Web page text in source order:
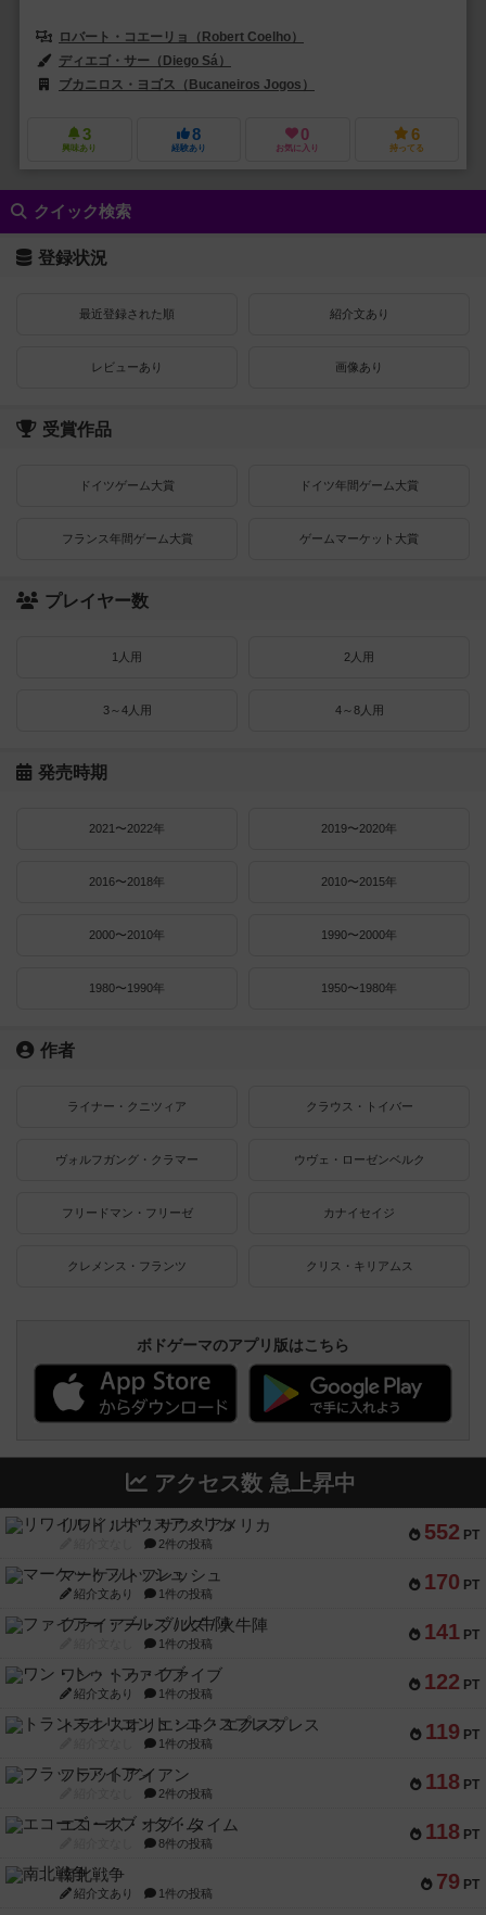
ロバート・コエーリョ（Robert Coelho）
ディエゴ・サー（Diego Sá）
ブカニロス・ヨゴス（Bucaneiros Jogos）
3
興味あり
8
経験あり
0
お気に入り
6
持ってる
クイック検索
登録状況
最近登録された順 紹介文あり
レビューあり 画像あり
受賞作品
ドイツゲーム大賞 ドイツ年間ゲーム大賞
フランス年間ゲーム大賞 ゲームマーケット大賞
プレイヤー数
1人用 2人用
3～4人用 4～8人用
発売時期
2021〜2022年 2019〜2020年
2016〜2018年 2010〜2015年
2000〜2010年 1990〜2000年
1980〜1990年 1950〜1980年
作者
ライナー・クニツィア クラウス・トイバー
ヴォルフガング・クラマー ウヴェ・ローゼンベルク
フリードマン・フリーゼ カナイセイジ
クレメンス・フランツ クリス・キリアムス
ボドゲーマのアプリ版はこちら
アクセス数 急上昇中
552 PT
リワイルド：サウスアメリカ
2件の投稿
170 PT
マーケットフレッシュ
紹介文あり 1件の投稿
141 PT
ファイアー・ブルズ / 火牛陣
1件の投稿
122 PT
ワン・トゥ・ファイブ
紹介文あり 1件の投稿
119 PT
トランスオリエント・エクスプレス
1件の投稿
118 PT
フラットアイアン
2件の投稿
118 PT
エコーズ・オブ・タイム
8件の投稿
79 PT
南北戦争
紹介文あり 1件の投稿